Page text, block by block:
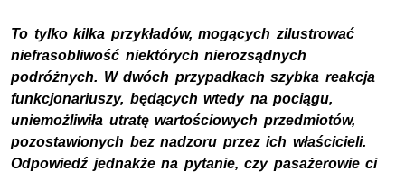
To tylko kilka przykładów, mogących zilustrować
niefrasobliwość niektórych nierozsądnych
podróżnych. W dwóch przypadkach szybka reakcja
funkcjonariuszy, będących wtedy na pociągu,
uniemożliwiła utratę wartościowych przedmiotów,
pozostawionych bez nadzoru przez ich właścicieli.
Odpowiedź jednakże na pytanie, czy pasażerowie ci